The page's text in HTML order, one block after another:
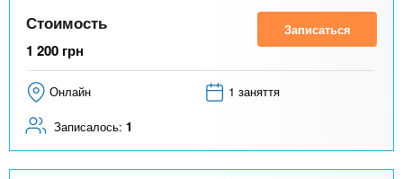
Стоимость
1 200 грн
Записаться
Онлайн 1 заняття
Записалось: 1